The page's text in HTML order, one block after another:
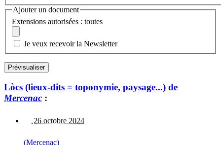
Ajouter un document
Extensions autorisées : toutes
Je veux recevoir la Newsletter
Lòcs (lieux-dits = toponymie, paysage...) de
Mercenac :
26 octobre 2024
(Mercenac)